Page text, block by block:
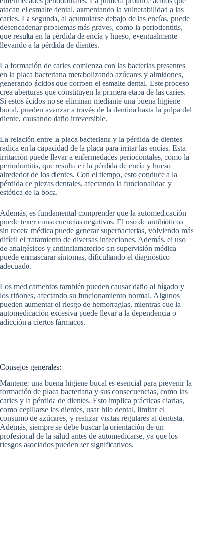
atacan el esmalte dental, aumentando la vulnerabilidad a las
caries. La segunda, al acumularse debajo de las encías, puede
desencadenar problemas más graves, como la periodontitis,
que resulta en la pérdida de encía y hueso, eventualmente
llevando a la pérdida de dientes.
La formación de caries comienza con las bacterias presentes
en la placa bacteriana metabolizando azúcares y almidones,
generando ácidos que corroen el esmalte dental. Este proceso
crea aberturas que constituyen la primera etapa de las caries.
Si estos ácidos no se eliminan mediante una buena higiene
bucal, pueden avanzar a través de la dentina hasta la pulpa del
diente, causando daño irreversible.
La relación entre la placa bacteriana y la pérdida de dientes
radica en la capacidad de la placa para irritar las encías. Esta
irritación puede llevar a enfermedades periodontales, como la
periodontitis, que resulta en la pérdida de encía y hueso
alrededor de los dientes. Con el tiempo, esto conduce a la
pérdida de piezas dentales, afectando la funcionalidad y
estética de la boca.
Además, es fundamental comprender que la automedicación
puede tener consecuencias negativas. El uso de antibióticos
sin receta médica puede generar superbacterias, volviendo más
difícil el tratamiento de diversas infecciones. Además, el uso
de analgésicos y antiinflamatorios sin supervisión médica
puede enmascarar síntomas, dificultando el diagnóstico
adecuado.
Los medicamentos también pueden causar daño al hígado y
los riñones, afectando su funcionamiento normal. Algunos
pueden aumentar el riesgo de hemorragias, mientras que la
automedicación excesiva puede llevar a la dependencia o
adicción a ciertos fármacos.
Consejos generales:
Mantener una buena higiene bucal es esencial para prevenir la
formación de placa bacteriana y sus consecuencias, como las
caries y la pérdida de dientes. Esto implica prácticas diarias,
como cepillarse los dientes, usar hilo dental, limitar el
consumo de azúcares, y realizar visitas regulares al dentista.
Además, siempre se debe buscar la orientación de un
profesional de la salud antes de automedicarse, ya que los
riesgos asociados pueden ser significativos.